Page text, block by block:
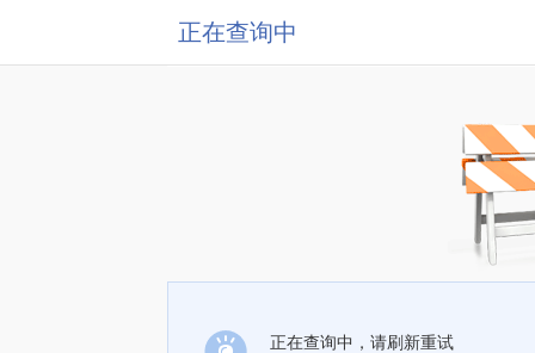
正在查询中
正在查询中，请刷新重试